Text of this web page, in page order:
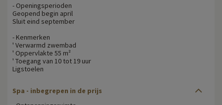
- Openingsperioden
Geopend begin april
Sluit eind september
- Kenmerken
' Verwarmd zwembad
' Oppervlakte 55 m²
' Toegang van 10 tot 19 uur
Ligstoelen
Spa - inbegrepen in de prijs